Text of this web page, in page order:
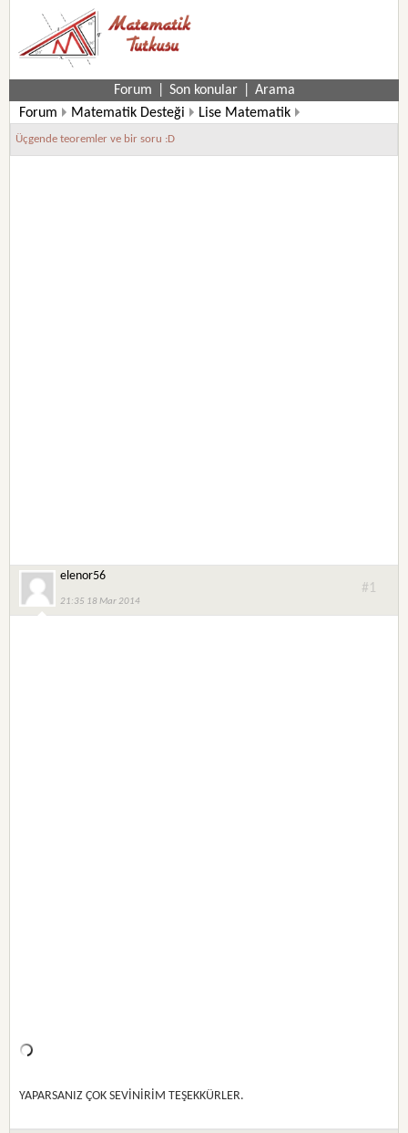
Forum Son konular
Arama
Forum
Matematik Desteği
Lise Matematik
9. Sınıf Matematik Soruları
Üçgende teoremler ve bir soru :D
elenor56
21:35 18 Mar 2014
#1
YAPARSANIZ ÇOK SEVİNİRİM TEŞEKKÜRLER.